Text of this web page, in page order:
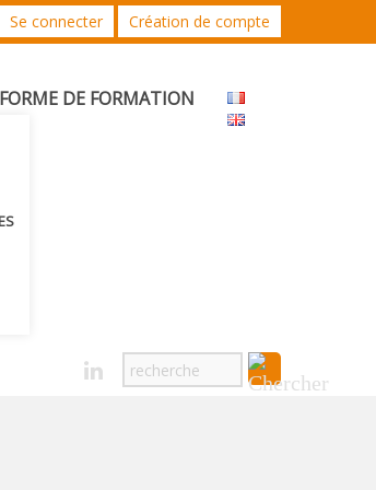
Se connecter Création de compte
DE FORMATION